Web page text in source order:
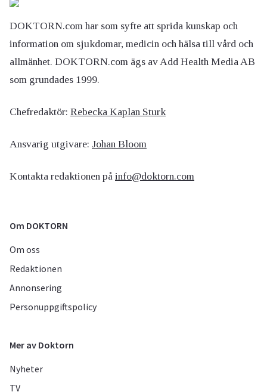
DOKTORN.com har som syfte att sprida kunskap och
information om sjukdomar, medicin och hälsa till vård och
allmänhet. DOKTORN.com ägs av Add Health Media AB
som grundades 1999.
Chefredaktör: Rebecka Kaplan Sturk
Ansvarig utgivare: Johan Bloom
Kontakta redaktionen på info@doktorn.com
Om DOKTORN
Om oss
Redaktionen
Annonsering
Personuppgiftspolicy
Mer av Doktorn
Nyheter
TV